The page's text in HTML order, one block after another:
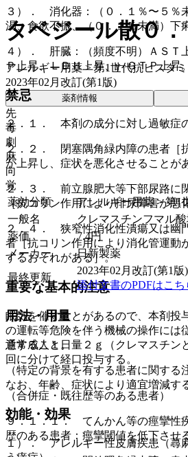
３）． 消化器：（０．１％〜５％
渇、食欲不振、（０．１％未満）下
４）． 肝臓：（頻度不明）ＡＳＴ
Ｐ上昇、ＬＤＨ上昇、γ−ＧＴＰ上昇
禁忌
２．１． 本剤の成分に対し過敏症
２．２． 閉塞隅角緑内障の患者［
が上昇し、症状を悪化させることが
２．３． 前立腺肥大等下部尿路に
［抗コリン作用により排尿障害が悪
２．４． 狭窄性消化性潰瘍又は幽
者［抗コリン作用により消化管運動
するおそれがある］。
重要な基本的注意
眠気を催すことがあるので、本剤投
の運転等危険を伴う機械の操作には
意すること。
（特定の背景を有する患者に関する
（合併症・既往歴等のある患者）
９．１．１． てんかん等の痙攣性
歴のある患者：痙攣閾値を低下させ
タベジール散０．
アレルギー用薬 > 第1世代抗ヒスタ
2023年02月改訂(第1版)
薬剤情報
先
毒
劇
麻
向
覚
薬効分類
アレルギー用薬 > 第1
一般名
クレマスチンフマル
薬価
7.4円
メーカー
日新製薬
最終更新
2023年02月改訂(第1版)
添付文書のPDFはこち
用法・用量
通常成人１日量２ｇ（クレマスチン
回に分けて経口投与する。
なお、年齢、症状により適宜増減す
効能・効果
１）． アレルギー性皮膚疾患（蕁